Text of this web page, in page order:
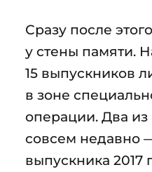
Сразу после
у стены памяти.
15 выпускников
в зоне
операции. Два
совсем недавно
выпускника 2017